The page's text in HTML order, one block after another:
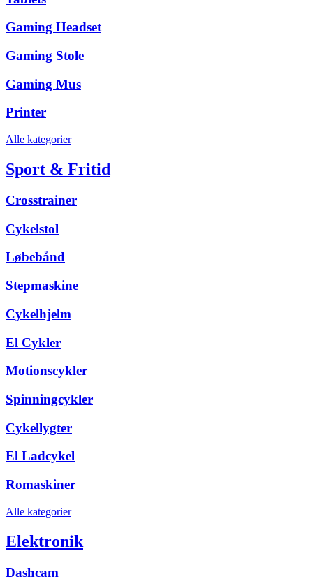
Gaming Headset
Gaming Stole
Gaming Mus
Printer
Alle kategorier
Sport & Fritid
Crosstrainer
Cykelstol
Løbebånd
Stepmaskine
Cykelhjelm
El Cykler
Motionscykler
Spinningcykler
Cykellygter
El Ladcykel
Romaskiner
Alle kategorier
Elektronik
Dashcam